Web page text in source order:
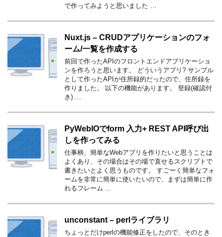
で作ってみようと思いました …
Nuxt.js – CRUDアプリケーションのフォ
ーム/一覧を作成する
前回で作ったAPIのフロントエンドアプリケーショ
ンを作ろうと思います。 どういうアプリ? サンプル
として作ったAPIが住所録的だったので、住所録を
作りました。 以下の機能があります。 登録(確認付
き) …
PyWebIOでform 入力+ REST API呼び出
しを作ってみる
仕事柄、簡単なWebアプリを作りたいと思うことは
よくあり、その場合はその場で直せるスクリプトで
書きたいとよく思うものです。 すごーく簡単なフォ
ームを非常に簡単に使いたいので、まずは簡単に作
れるフレーム …
unconstant – perlライブラリ
ちょっとだけperlの機能修正をしたので、そのとき